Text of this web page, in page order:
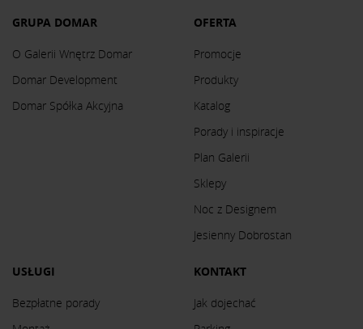
GRUPA DOMAR
O Galerii Wnętrz Domar
Domar Development
Domar Spółka Akcyjna
OFERTA
Promocje
Produkty
Katalog
Porady i inspiracje
Plan Galerii
Sklepy
Noc z Designem
Jesienny Dobrostan
USŁUGI
Bezpłatne porady
KONTAKT
Jak dojechać